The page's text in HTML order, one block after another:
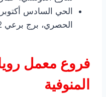
الحصري، برج برعي 2، الدور الأول.
فروع معمل
المنوفية